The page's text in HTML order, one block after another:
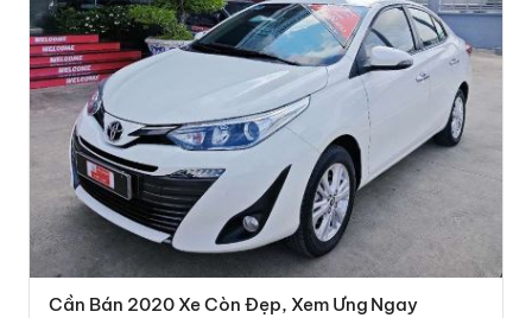
Cần Bán 2020 Xe Còn Đẹp, Xem Ưng Ngay